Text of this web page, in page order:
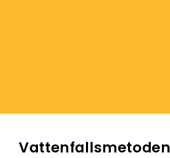
Vattenfallsmetoden